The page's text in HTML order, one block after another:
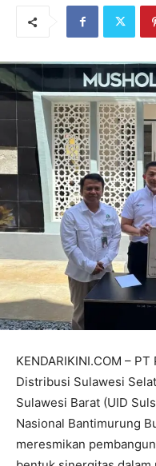
KENDARIKINI.COM –
Distribusi Sulawesi
Sulawesi Barat (UID
Nasional Bantimurung
meresmikan